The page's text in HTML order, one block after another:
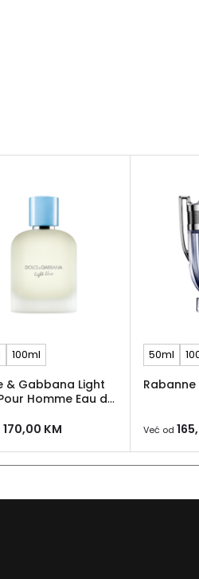
100ml
& Gabbana Light
Homme Eau de
170,00 KM
50ml
Rabanne
Već od